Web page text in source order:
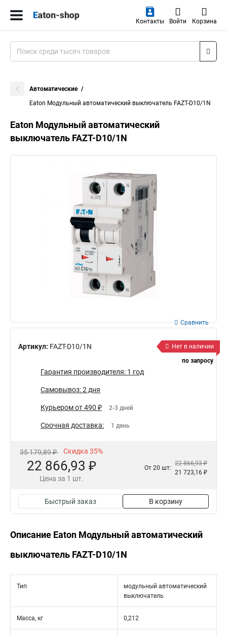
Контакты Войти Корзина
Автоматические
Eaton Модульный автоматический выключатель FAZT-D10/1N
Eaton Модульный автоматический
выключатель FAZT-D10/1N
Артикул: FAZT-D10/1N
Сравнить
Нет в наличии
по запросу
Гарантия производителя: 1 год
Самовывоз: 2 дня
Курьером от 490 ₽ 2-3 дней
Срочная доставка: 1 день
35 179,89 ₽ Скидка 35%
22 866,93 ₽
Цена за 1 шт.
От 20 шт:
22 866,93 ₽
21 723,16 ₽
Быстрый заказ В корзину
Описание Eaton Модульный автоматический
выключатель FAZT-D10/1N
Тип
модульный автоматический
выключатель
Масса, кг 0,212